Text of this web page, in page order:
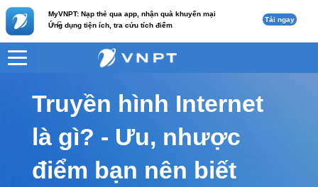
MyVNPT: Nạp thẻ qua app, nhận quà khuyến mại
Ứng dụng tiện ích, tra cứu tích điểm
c Tải ngay
VNPT Nội dung tin
Truyền hình Internet
là gì? - Ưu, nhược
điểm bạn nên biết